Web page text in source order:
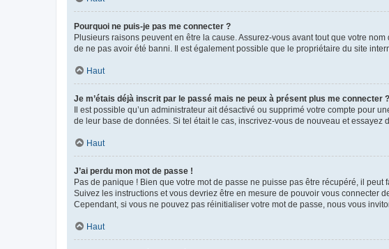
Pourquoi ne puis-je pas me connecter ?
Plusieurs raisons peuvent en être la cause. Assurez-vous avant tout que votre
de ne pas avoir été banni. Il est également possible que le propriétaire du site
Haut
Je m’étais déjà inscrit par le passé mais ne peux à présent plus me connecter
Il est possible qu’un administrateur ait désactivé ou supprimé votre compte
de leur base de données. Si tel était le cas, inscrivez-vous de nouveau et
Haut
J’ai perdu mon mot de passe !
Pas de panique ! Bien que votre mot de passe ne puisse pas être récupéré, il
Suivez les instructions et vous devriez être en mesure de pouvoir vous connecter
Cependant, si vous ne pouvez pas réinitialiser votre mot de passe, nous vous
Haut